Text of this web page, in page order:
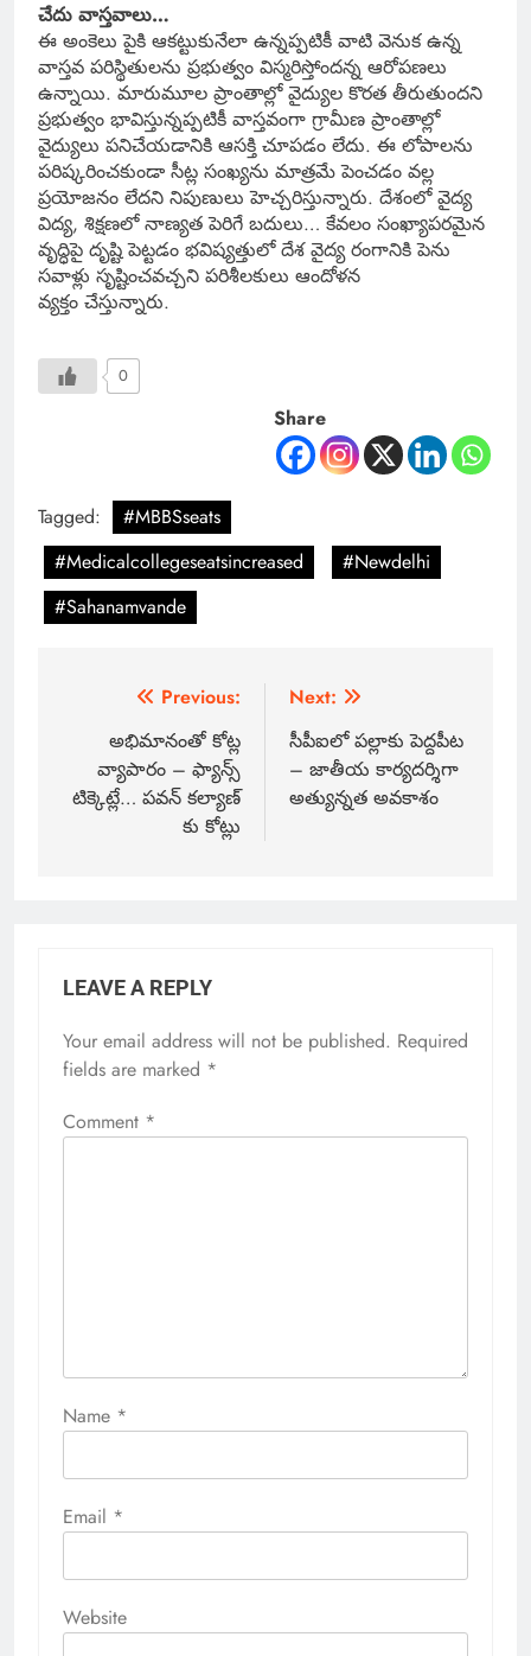
చేదు వాస్తవాలు…
ఈ అంకెలు పైకి ఆకట్టుకునేలా ఉన్నప్పటికీ వాటి వెనుక ఉన్న
వాస్తవ పరిస్థితులను ప్రభుత్వం విస్మరిస్తోందన్న ఆరోపణలు
ఉన్నాయి. మారుమూల ప్రాంతాల్లో వైద్యుల కొరత తీరుతుందని
ప్రభుత్వం భావిస్తున్నప్పటికీ వాస్తవంగా గ్రామీణ ప్రాంతాల్లో
వైద్యులు పనిచేయడానికి ఆసక్తి చూపడం లేదు. ఈ లోపాలను
పరిష్కరించకుండా సీట్ల సంఖ్యను మాత్రమే పెంచడం వల్ల
ప్రయోజనం లేదని నిపుణులు హెచ్చరిస్తున్నారు. దేశంలో వైద్య
విద్య, శిక్షణలో నాణ్యత పెరిగే బదులు… కేవలం సంఖ్యాపరమైన
వృద్ధిపై దృష్టి పెట్టడం భవిష్యత్తులో దేశ వైద్య రంగానికి పెను
సవాళ్లు సృష్టించవచ్చని పరిశీలకులు ఆందోళన
వ్యక్తం చేస్తున్నారు.
0
Share
Tagged:
#MBBSseats
#Medicalcollegeseatsincreased
#Newdelhi
#Sahanamvande
Previous:
అభిమానంతో కోట్ల
వ్యాపారం – ఫ్యాన్స్
టిక్కెట్లే… పవన్ కల్యాణ్
కు కోట్లు
Next:
సీపీఐలో పల్లాకు పెద్దపీట
– జాతీయ కార్యదర్శిగా
అత్యున్నత అవకాశం
LEAVE A REPLY
Your email address will not be published. Required
fields are marked *
Comment *
Name *
Email *
Website